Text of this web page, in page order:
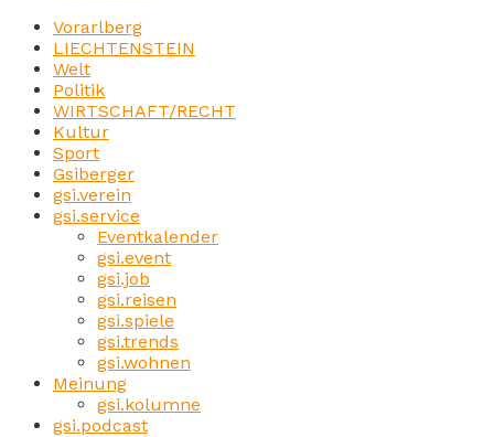
Vorarlberg
LIECHTENSTEIN
Welt
Politik
WIRTSCHAFT/RECHT
Kultur
Sport
Gsiberger
gsi.verein
gsi.service
Eventkalender
gsi.event
gsi.job
gsi.reisen
gsi.spiele
gsi.trends
gsi.wohnen
Meinung
gsi.kolumne
gsi.podcast